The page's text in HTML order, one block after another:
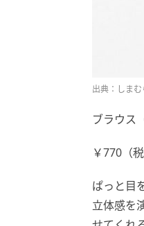
出典：しま
ブラウス
￥770（税
ぱっと目
立体感を